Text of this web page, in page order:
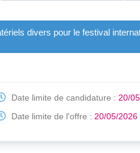
divers pour le festival
Date limite de candidature : 20/
Date limite de l'offre : 20/05/2026